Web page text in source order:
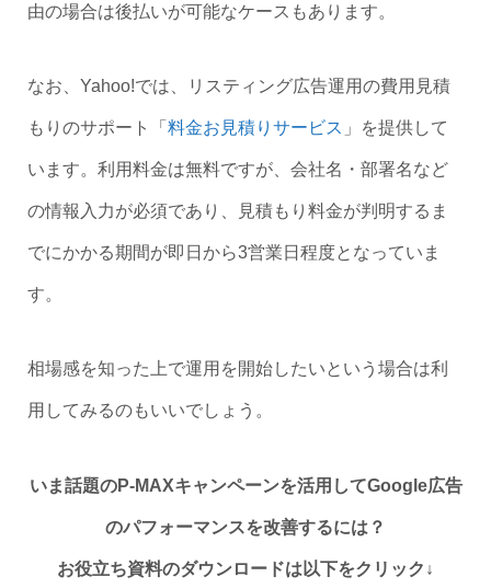
由の場合は後払いが可能なケースもあります。
なお、Yahoo!では、リスティング広告運用の費用見積
もりのサポート「 料金お見積りサービス 」を提供して
います。利用料金は無料ですが、会社名・部署名など
の情報入力が必須であり、見積もり料金が判明するま
でにかかる期間が即日から3営業日程度となっていま
す。
相場感を知った上で運用を開始したいという場合は利
用してみるのもいいでしょう。
いま話題のP-MAXキャンペーンを活用してGoogle広告
のパフォーマンスを改善するには？
お役立ち資料のダウンロードは以下をクリック↓